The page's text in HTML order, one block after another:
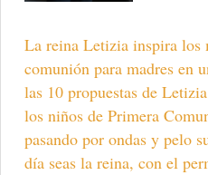
La reina Letizia inspira los
comunión para madres en
las 10 propuestas de
los niños de Primera
pasando por ondas y pelo
día seas la reina, con el